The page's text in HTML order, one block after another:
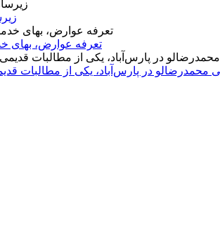
تعرفه عوارض، بهای
محمدرضالو در پارس‌آباد، یکی از